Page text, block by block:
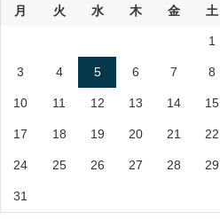
月 火 水 木 金 土
1
3 4 5 6 7 8
10 11 12 13 14 15
17 18 19 20 21 22
24 25 26 27 28 29
31